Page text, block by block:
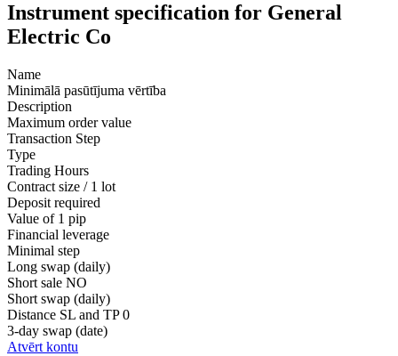
Instrument specification for General
Electric Co
Name
Minimālā pasūtījuma vērtība
Description
Maximum order value
Transaction Step
Type
Trading Hours
Contract size / 1 lot
Deposit required
Value of 1 pip
Financial leverage
Minimal step
Long swap (daily)
Short sale NO
Short swap (daily)
Distance SL and TP 0
3-day swap (date)
Atvērt kontu